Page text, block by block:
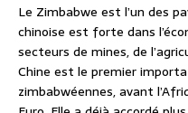
Le Zimbabwe est l’un des
chinoise est forte dans
secteurs de mines, de
Chine est le premier
zimbabwéennes, avant